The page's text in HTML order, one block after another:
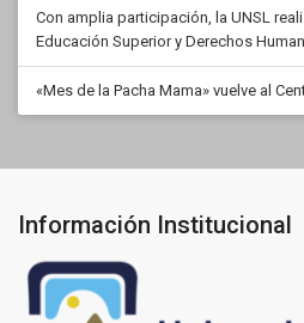
Con amplia participación, la UNSL
Educación Superior y Derechos
«Mes de la Pacha Mama» vuelve al
Información Institucional